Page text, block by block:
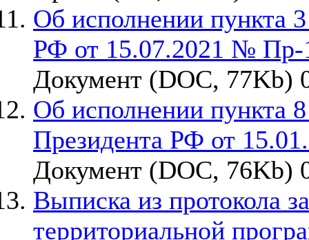
Об исполнении пункта
РФ от 15.07.2021 № Пр-
Документ (DOC, 77Kb)
Об исполнении пункта
Президента РФ от
Документ (DOC, 76Kb)
Выписка из протокола
территориальной